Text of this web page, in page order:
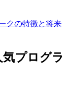
クの特徴と将来
プログラ